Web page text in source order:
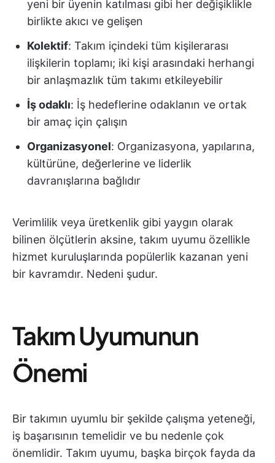
yeni bir üyenin katılması gibi her değişiklikle
birlikte akıcı ve gelişen
Kolektif: Takım içindeki tüm kişilerarası
ilişkilerin toplamı; iki kişi arasındaki herhangi
bir anlaşmazlık tüm takımı etkileyebilir
İş odaklı: İş hedeflerine odaklanın ve ortak
bir amaç için çalışın
Organizasyonel: Organizasyona, yapılarına,
kültürüne, değerlerine ve liderlik
davranışlarına bağlıdır
Verimlilik veya üretkenlik gibi yaygın olarak
bilinen ölçütlerin aksine, takım uyumu özellikle
hizmet kuruluşlarında popülerlik kazanan yeni
bir kavramdır. Nedeni şudur.
Takım Uyumunun
Önemi
Bir takımın uyumlu bir şekilde çalışma yeteneği,
iş başarısının temelidir ve bu nedenle çok
önemlidir. Takım uyumu, başka birçok fayda da